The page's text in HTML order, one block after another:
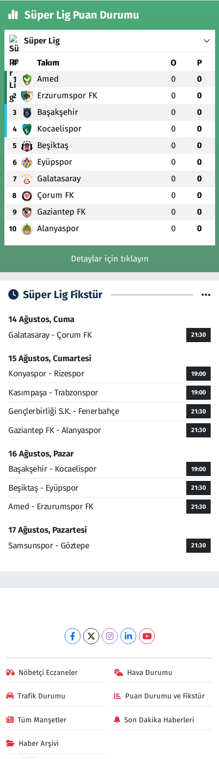
Süper Lig Puan Durumu
Süper Lig
# Takım O P
1 Amed 0 0
2 Erzurumspor FK 0 0
3 Başakşehir 0 0
4 Kocaelispor 0 0
5 Beşiktaş 0 0
6 Eyüpspor 0 0
7 Galatasaray 0 0
8 Çorum FK 0 0
9 Gaziantep FK 0 0
10 Alanyaspor 0 0
Detaylar için tıklayın
Süper Lig Fikstür
14 Ağustos, Cuma
Galatasaray - Çorum FK
21:30
15 Ağustos, Cumartesi
Konyaspor - Rizespor
19:00
Kasımpaşa - Trabzonspor 19:00
Gençlerbirliği S.K. - Fenerbahçe 21:30
Gaziantep FK - Alanyaspor 21:30
16 Ağustos, Pazar
Başakşehir - Kocaelispor
19:00
Beşiktaş - Eyüpspor 21:30
Amed - Erzurumspor FK 21:30
17 Ağustos, Pazartesi
Samsunspor - Göztepe
21:30
Nöbetçi Eczaneler Hava Durumu
Trafik Durumu Puan Durumu ve Fikstür
Tüm Manşetler Son Dakika Haberleri
Haber Arşivi